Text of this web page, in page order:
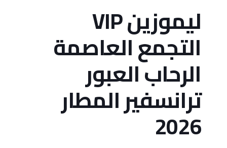
ليموزين VIP
التجمع العاصمة
الرحاب العبور
ترانسفير المطار
2026